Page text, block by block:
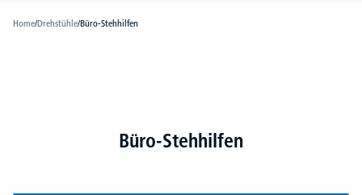
Home/Drehstühle/Büro-Stehhilfen
Büro-Stehhilfen